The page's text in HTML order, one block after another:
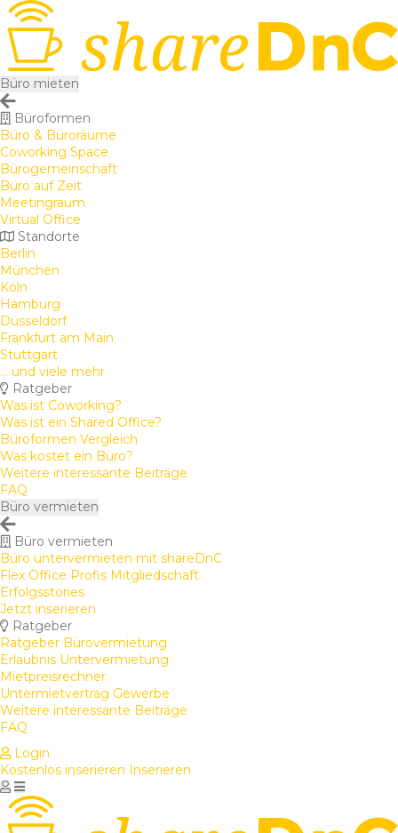
Büro mieten
Büroformen
Büro & Büroräume
Coworking Space
Bürogemeinschaft
Büro auf Zeit
Meetingraum
Virtual Office
Standorte
Berlin
München
Köln
Hamburg
Düsseldorf
Frankfurt am Main
Stuttgart
... und viele mehr
Ratgeber
Was ist Coworking?
Was ist ein Shared Office?
Büroformen Vergleich
Was kostet ein Büro?
Weitere interessante Beiträge
FAQ
Büro vermieten
Büro vermieten
Büro untervermieten mit shareDnC
Flex Office Profis Mitgliedschaft
Erfolgsstories
Jetzt inserieren
Ratgeber
Ratgeber Bürovermietung
Erlaubnis Untervermietung
Mietpreisrechner
Untermietvertrag Gewerbe
Weitere interessante Beiträge
FAQ
Login
Kostenlos inserieren Inserieren